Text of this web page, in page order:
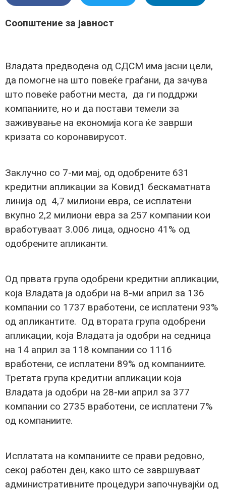
Соопштение за јавност
Владата предводена од СДСМ има јасни цели,
да помогне на што повеќе граѓани, да зачува
што повеќе работни места, да ги поддржи
компаниите, но и да постави темели за
заживување на економија кога ќе заврши
кризата со коронавирусот.
Заклучно со 7-ми мај, од одобрените 631
кредитни апликации за Ковид1 бескаматната
линија од 4,7 милиони евра, се исплатени
вкупно 2,2 милиони евра за 257 компании кои
вработуваат 3.006 лица, односно 41% од
одобрените апликанти.
Од првата група одобрени кредитни апликации,
која Владата ја одобри на 8-ми април за 136
компании со 1737 вработени, се исплатени 93%
од апликантите. Од втората група одобрени
апликации, која Владата ја одобри на седница
на 14 април за 118 компании со 1116
вработени, се исплатени 89% од компаниите.
Третата група кредитни апликации која
Владата ја одобри на 28-ми април за 377
компании со 2735 вработени, се исплатени 7%
од компаниите.
Исплатата на компаниите се прави редовно,
секој работен ден, како што се завршуваат
административните процедури започнувајќи од